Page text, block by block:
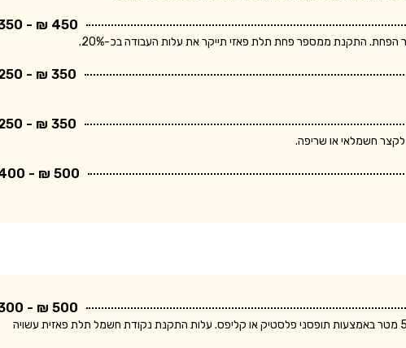
450 ₪ - 350 ₪
התקנת ממספר פחת תלת פאזי תייקר את עלות העבודה בכ-20%.
350 ₪ - 250 ₪
350 ₪ - 250 ₪
לקצר חשמלאי או שריפה.
500 ₪ - 400 ₪
500 ₪ - 300 ₪
המחיר מתייחס לנקודת חשמל חד פאזית ולחיווט עד 5 מטר באמצעות תופסני פלסטיק או קליפס. עלות התקנת נקודת חשמל תלת פאזית עשויה